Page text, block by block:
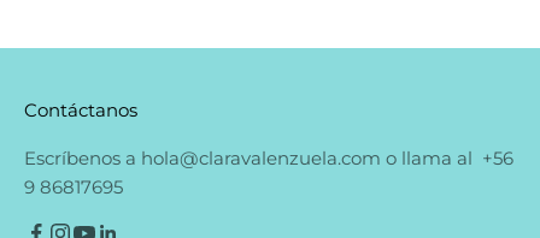
Contáctanos
Escríbenos a hola@claravalenzuela.com o llama al +56
9 86817695